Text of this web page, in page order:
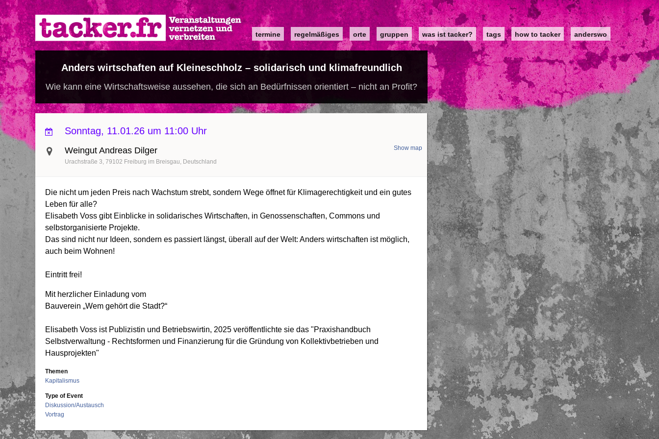
Direkt
zum
Inhalt
Main
navigation
termine regelmäßiges orte gruppen was ist tacker? tags how to tacker anderswo
Anders wirtschaften auf Kleineschholz – solidarisch und klimafreundlich
Wie kann eine Wirtschaftsweise aussehen, die sich an Bedürfnissen orientiert – nicht an Profit?
Sonntag, 11.01.26 um 11:00 Uhr
Weingut Andreas Dilger
Urachstraße 3 79102 Freiburg im Breisgau Deutschland
Show map
Die nicht um jeden Preis nach Wachstum strebt, sondern Wege öffnet für Klimagerechtigkeit und ein gutes
Leben für alle?
Elisabeth Voss gibt Einblicke in solidarisches Wirtschaften, in Genossenschaften, Commons und
selbstorganisierte Projekte.
Das sind nicht nur Ideen, sondern es passiert längst, überall auf der Welt: Anders wirtschaften ist möglich,
auch beim Wohnen!
Eintritt frei!
Mit herzlicher Einladung vom
Bauverein „Wem gehört die Stadt?“
Elisabeth Voss ist Publizistin und Betriebswirtin, 2025 veröffentlichte sie das "Praxishandbuch
Selbstverwaltung - Rechtsformen und Finanzierung für die Gründung von Kollektivbetrieben und
Hausprojekten"
Themen
Kapitalismus
Type of Event
Diskussion/Austausch
Vortrag